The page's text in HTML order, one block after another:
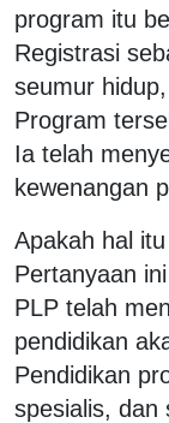
program itu
Registrasi
seumur
Program
Ia telah
kewenangan
Apakah hal
Pertanyaan
PLP telah
pendidikan
Pendidikan
spesialis, dan